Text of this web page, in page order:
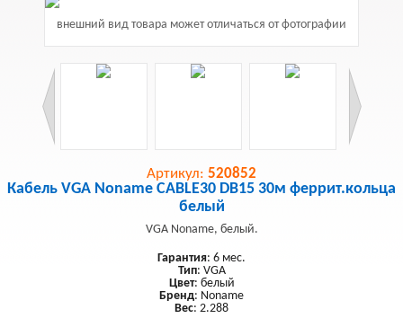
внешний вид товара может отличаться от фотографии
Артикул: 520852
Кабель VGA Noname CABLE30 DB15 30м феррит.кольца
белый
VGA Noname, белый.
Гарантия: 6 мес.
Тип: VGA
Цвет: белый
Бренд: Noname
Вес: 2.288